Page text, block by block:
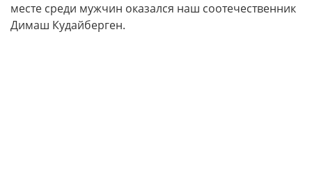
месте среди мужчин оказался наш соотечественник
Димаш Кудайберген.